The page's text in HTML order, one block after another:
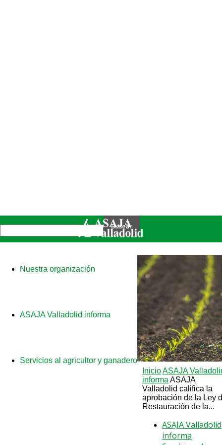
Nuestra organización
ASAJA Valladolid informa
Servicios al agricultor y ganadero
InicioASAJA
informa ASAJA
Valladolid califica la
aprobación de la Ley
Restauración de la...
ASAJA Valladolid
informa